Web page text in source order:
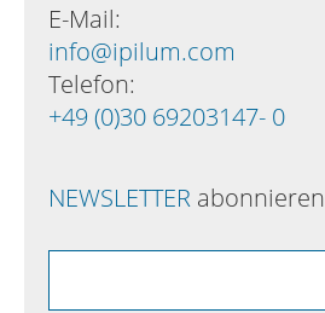
E-Mail:
info@ipilum.com
Telefon:
+49 (0)30 69203147- 0
NEWSLETTER abonnieren